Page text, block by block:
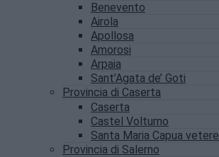
Benevento
Airola
Apollosa
Amorosi
Arpaia
Sant’Agata de’ Goti
Provincia di Caserta
Caserta
Castel Volturno
Santa Maria Capua vetere
Provincia di Salerno